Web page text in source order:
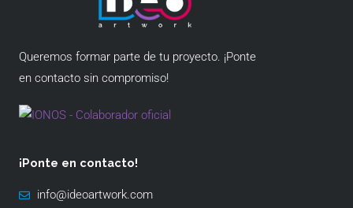
Queremos formar parte de tu proyecto. ¡Ponte
en contacto sin compromiso!
¡Ponte en contacto!
info@ideoartwork.com